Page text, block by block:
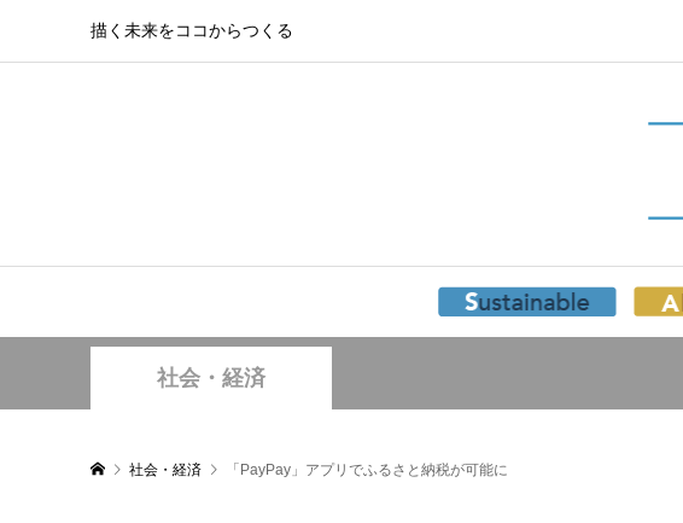
描く未来をココからつくる
社会・経済
社会・経済 「PayPay」アプリでふるさと納税が可能に